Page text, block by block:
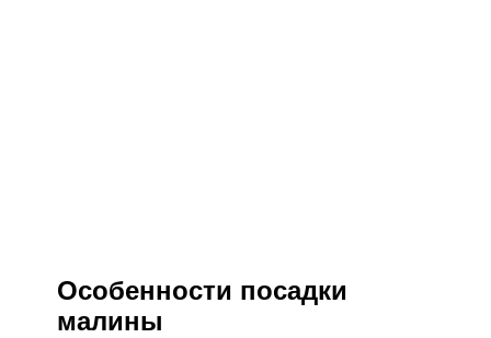
Особенности посадки
малины